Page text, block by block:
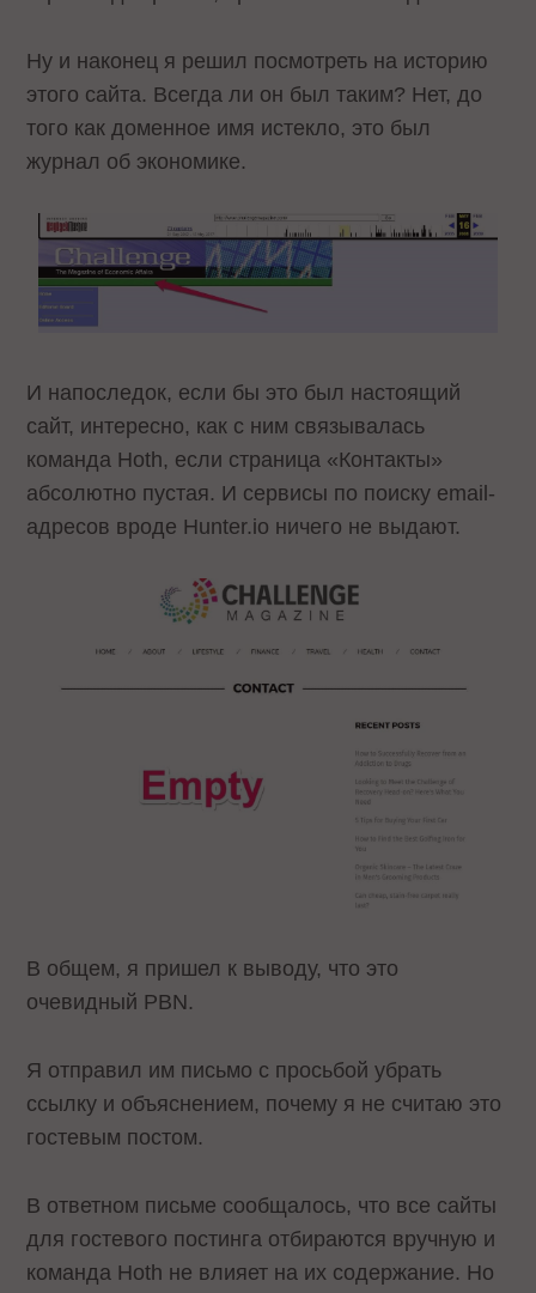
Ну и наконец я решил посмотреть на историю
этого сайта. Всегда ли он был таким? Нет, до
того как доменное имя истекло, это был
журнал об экономике.
И напоследок, если бы это был настоящий
сайт, интересно, как с ним связывалась
команда Hoth, если страница «Контакты»
абсолютно пустая. И сервисы по поиску email-
адресов вроде Hunter.io ничего не выдают.
В общем, я пришел к выводу, что это
очевидный PBN.
Я отправил им письмо с просьбой убрать
ссылку и объяснением, почему я не считаю это
гостевым постом.
В ответном письме сообщалось, что все сайты
для гостевого постинга отбираются вручную и
команда Hoth не влияет на их содержание. Но